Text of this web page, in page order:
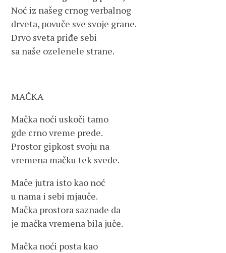
Noć iz našeg crnog verbalnog
drveta, povuče sve svoje grane.
Drvo sveta priđe sebi
sa naše ozelenele strane.
MAČKA
Mačka noći uskoči tamo
gde crno vreme prede.
Prostor gipkost svoju na
vremena mačku tek svede.
Mače jutra isto kao noć
u nama i sebi mjauče.
Mačka prostora saznade da
je mačka vremena bila juče.
Mačka noći posta kao